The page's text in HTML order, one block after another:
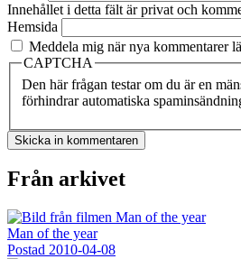
Innehållet i detta fält är privat och
Hemsida
Meddela mig när nya kommentarer
CAPTCHA
Den här frågan testar om du är en
förhindrar automatiska
Från arkivet
Man of the year
Postad 2010-04-08